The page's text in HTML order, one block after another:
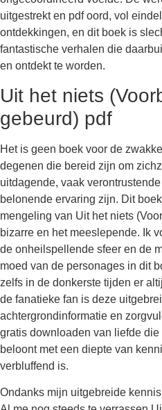
uitgestrekt en pdf oord, vol
ontdekkingen, en dit boek is
fantastische verhalen die
en ontdekt te worden.
Uit het niets
gebeurd) pdf
Het is geen boek voor de
degenen die bereid zijn om
uitdagende, vaak
belonende ervaring zijn. Dit
mengeling van Uit het niets
bizarre en het meeslepende. Ik
de onheilspellende sfeer en de
moed van de personages in dit
zelfs in de donkerste tijden er
de fanatieke fan is deze
achtergrondinformatie en
gratis downloaden van liefde
beloont met een diepte van
verbluffend is.
Ondanks mijn uitgebreide